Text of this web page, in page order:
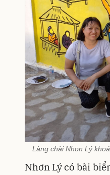
Làng chài Nhơn Lý
Nhơn Lý có bãi